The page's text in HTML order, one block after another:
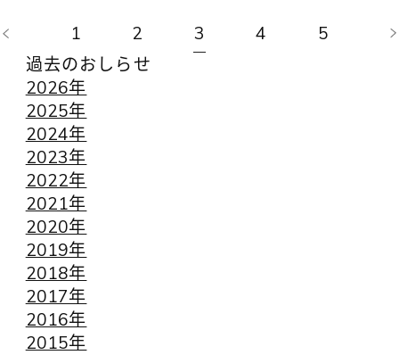
1 2 3 4
5
過去のおしらせ
2026年
2025年
2024年
2023年
2022年
2021年
2020年
2019年
2018年
2017年
2016年
2015年